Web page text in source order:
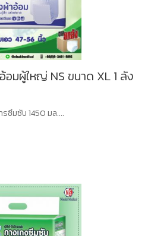
อมผู้ใหญ่ NS ขนาด XL 1 ลัง
ซึมซับ 1450 มล....